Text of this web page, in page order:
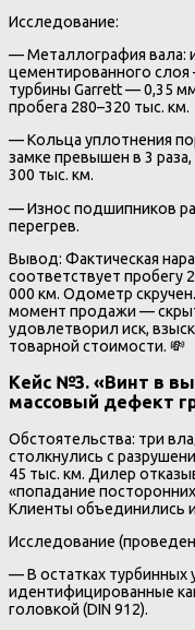
Исследование:
— Металлография вала:
цементированного
турбины Garrett — 0,35
пробега 280–320 тыс. км.
— Кольца уплотнения
замке превышен в 3
300 тыс. км.
— Износ подшипников
перегрев.
Вывод: Фактическая
соответствует пробегу
000 км. Одометр
момент продажи —
удовлетворил иск,
товарной стоимости. 💸
Кейс №3. «Винт в
массовый дефект
Обстоятельства: три
столкнулись с
45 тыс. км. Дилер
«попадание
Клиенты объединились
Исследование
— В остатках
идентифицированные
головкой (DIN 912).